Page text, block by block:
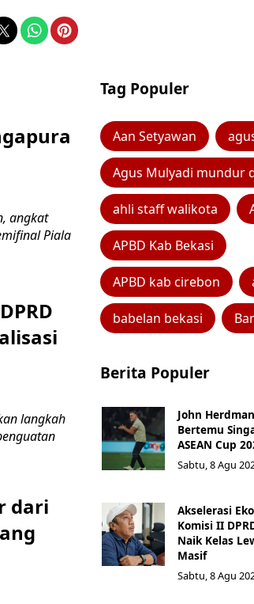
angkat
Piala
langkah
dari
Tag Populer
Aan Setyawan
Agus Mulyadi mundur
ahli staff walikota
APBD Kab Bekasi
APBD kab cirebon
babelan bekasi
Berita Populer
John
Bertemu
ASEAN Cup
Sabtu, 8 Agu
Akselerasi
Komisi II
Naik Kelas
Masif
Sabtu, 8 Agu